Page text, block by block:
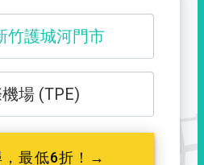
竹護城河門市
山口
場 (TPE)
，最低6折！→